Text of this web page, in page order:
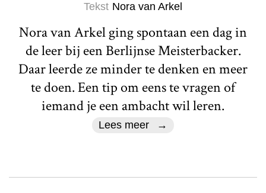
Tekst Nora van Arkel
Nora van Arkel ging spontaan een dag in
de leer bij een Berlijnse Meisterbacker.
Daar leerde ze minder te denken en meer
te doen. Een tip om eens te vragen of
iemand je een ambacht wil leren.
Lees meer